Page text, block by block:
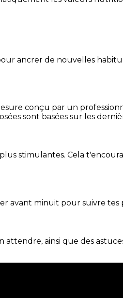
ancrer de nouvelles
conçu par un
sont basées sur les
stimulantes. Cela
avant minuit pour suivre tes
ainsi que des